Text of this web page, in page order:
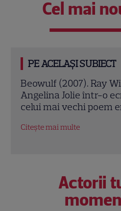
Cel mai
PE ACELAȘI SUBIECT
Jack Ryan: Agentul din
Chris Pine și Kevin
contra cronometru
Actorii